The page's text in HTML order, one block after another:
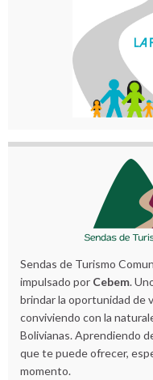
Sendas de Turismo
impulsado por Cebem.
brindar la oportunidad de
conviviendo con la
Bolivianas. Aprendiendo
que te puede ofrecer,
momento.